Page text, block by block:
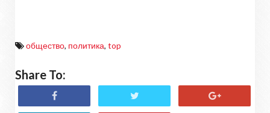
общество, политика, top
Share To: